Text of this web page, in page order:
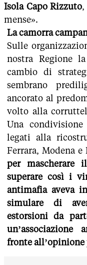
Isola Capo Rizzuto,
mense».
La camorra
Sulle
nostra Regione
cambio di
sembrano
ancorato al
volto alla
Una
legati alla
Ferrara, Modena e
per mascherare
superare così i
antimafia aveva
simulare di
estorsioni da
fronte